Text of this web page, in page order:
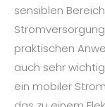
sensiblen
praktischen
auch sehr
ein mobiler